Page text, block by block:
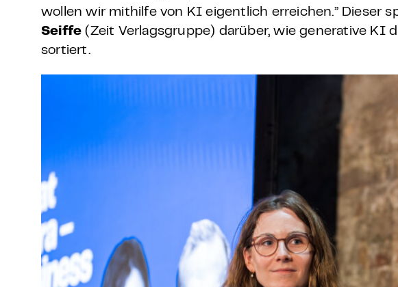
wollen wir mithilfe von KI eigentlich erreichen.” Dieser
Seiffe (Zeit Verlagsgruppe) darüber, wie generative KI
sortiert.